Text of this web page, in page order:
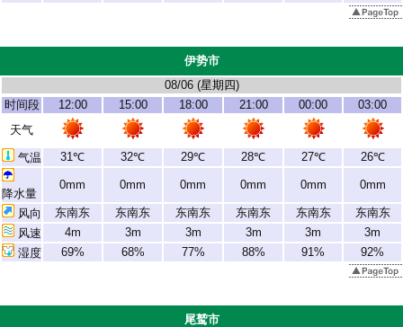
伊势市
08/06 (星期四)
时间段
12:00 15:00 18:00 21:00 00:00
03:00
天气
气温 31℃ 32℃ 29℃ 28℃ 27℃ 26℃
降水量
0mm 0mm 0mm 0mm 0mm 0mm
风向 东南东 东南东 东南东 东南东 东南东
东南东
风速
4m 3m 3m 3m 3m
3m
湿度
69% 68% 77% 88% 91% 92%
尾鹫市